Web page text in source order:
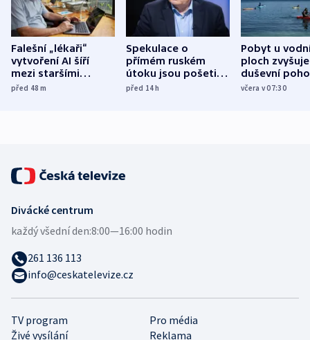
Falešní „lékaři“
vytvoření AI šíří
mezi staršími
Poláky nebezpečné
před 48m
Spekulace o
přímém ruském
útoku jsou pošetilé,
míní estonský
před 14h
Pobyt u
ploch zvyšuje
duševní
ukázala
včera v 07:30
TV program
Pro média
Živé vysílání
Reklama
Divácké centrum
každý všední den:8:00—16:00 hodin
261 136 113
info@ceskatelevize.cz